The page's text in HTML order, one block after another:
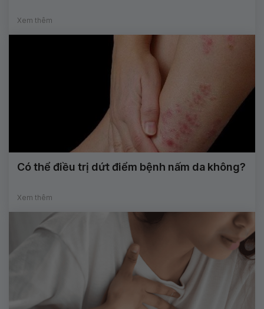
Xem thêm
Có thể điều trị dứt điểm bệnh nấm da không?
Xem thêm